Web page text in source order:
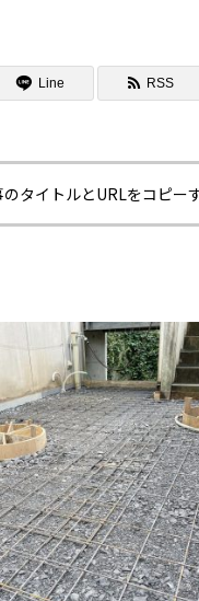
植栽管理・メンテナンス
栽リノベーション
テリアプランツ
Line RSS
のタイトルとURLをコピー